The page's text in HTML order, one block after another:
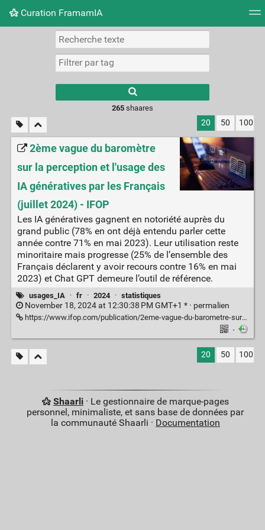
Curation FramamIA
Nuage de tags Mur d'images
265shaares
20 50 100
2ème vague du baromètre
sur la perception et l'usage des
IA génératives par les Français
(juillet 2024) - IFOP
Les IA génératives gagnent en notoriété auprès du
grand public (78% en ont déjà entendu parler cette
année contre 71% en mai 2023). Leur utilisation reste
minoritaire mais progresse (25% de l’ensemble des
Français déclarent y avoir recours contre 16% en mai
2023) et Chat GPT demeure l’outil de référence.
usages_IA · fr · 2024 · statistiques
November 18, 2024 at 12:30:38 PM GMT+1 * · permalien
https://www.ifop.com/publication/2eme-vague-du-barometre-sur-la-perception-et-lusage-des-ia-generatives-par-les-francais/
·
20 50 100
Shaarli· Le gestionnaire de marque-pages
personnel, minimaliste, et sans base de données par
la communauté Shaarli · Documentation